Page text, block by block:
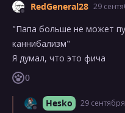
RedGeneral28 29
"Папа больше не может
каннибализм"
Я думал, что это фича
0
Hesko 29